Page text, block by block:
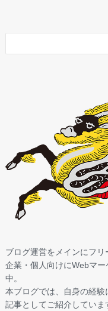
ブログ運営をメインにフ
企業・個人向けにWebマ
中。
本ブログでは、自身の経
記事としてご紹介していま